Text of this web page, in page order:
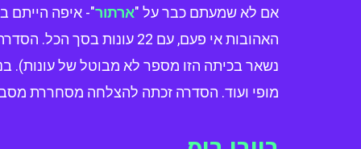
אם לא שמעתם כבר על "ארתור
האהובות אי פעם, עם 22
נשאר בכיתה הזו מספר לא מבוטל של עונות).
מופי ועוד. הסדרה זכתה להצלחה מסחררת